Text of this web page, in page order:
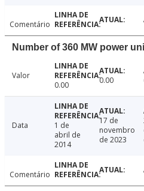
Comentário
Number of 360 MW power
Valor
0.00
0.00
Data
1 de
abril de
2014
17 de
novembro
de 2023
Comentário